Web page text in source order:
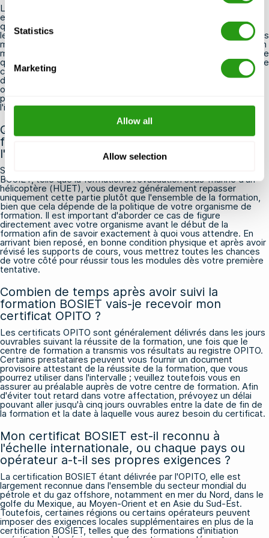
Statistics
Marketing
Allow all
Allow selection
La formation BOSIET standard s'applique à la plupart des
environnements offshore dans les régions tempérées, tandis
que la formation T-BOSIET (BOSIET tropical) est conçue pour
les travailleurs affectés à des climats tropicaux et comprend des
modules de survie adaptés à ces régions. L'e-BOSIET intègre un
module d'apprentissage en ligne avant les sessions pratiques, ce
qui permet de réduire le temps passé au centre de formation. Le
choix de la variante appropriée dépend de votre région
d'affectation et des exigences spécifiques fixées par votre
opérateur ou votre client ; veillez donc à toujours vérifier ces
points auprès de votre employeur ou du responsable de
l'installation avant de réserver.
Que se passe-t-il si j'échoue à une partie de la
formation BOSIET ? Dois-je repasser
l'intégralité du programme ?
Si vous ne réussissez pas une partie spécifique de la formation
BOSIET, telle que la formation à l'évacuation sous-marine d'un
hélicoptère (HUET), vous devrez généralement repasser
uniquement cette partie plutôt que l'ensemble de la formation,
bien que cela dépende de la politique de votre organisme de
formation. Il est important d'aborder ce cas de figure
directement avec votre organisme avant le début de la
formation afin de savoir exactement à quoi vous attendre. En
arrivant bien reposé, en bonne condition physique et après avoir
révisé les supports de cours, vous mettrez toutes les chances
de votre côté pour réussir tous les modules dès votre première
tentative.
Combien de temps après avoir suivi la
formation BOSIET vais-je recevoir mon
certificat OPITO ?
Les certificats OPITO sont généralement délivrés dans les jours
ouvrables suivant la réussite de la formation, une fois que le
centre de formation a transmis vos résultats au registre OPITO.
Certains prestataires peuvent vous fournir un document
provisoire attestant de la réussite de la formation, que vous
pourrez utiliser dans l'intervalle ; veuillez toutefois vous en
assurer au préalable auprès de votre centre de formation. Afin
d'éviter tout retard dans votre affectation, prévoyez un délai
pouvant aller jusqu'à cinq jours ouvrables entre la date de fin de
la formation et la date à laquelle vous aurez besoin du certificat.
Mon certificat BOSIET est-il reconnu à
l'échelle internationale, ou chaque pays ou
opérateur a-t-il ses propres exigences ?
La certification BOSIET étant délivrée par l'OPITO, elle est
largement reconnue dans l'ensemble du secteur mondial du
pétrole et du gaz offshore, notamment en mer du Nord, dans le
golfe du Mexique, au Moyen-Orient et en Asie du Sud-Est.
Toutefois, certaines régions ou certains opérateurs peuvent
imposer des exigences locales supplémentaires en plus de la
certification BOSIET, telles que des formations d'initiation